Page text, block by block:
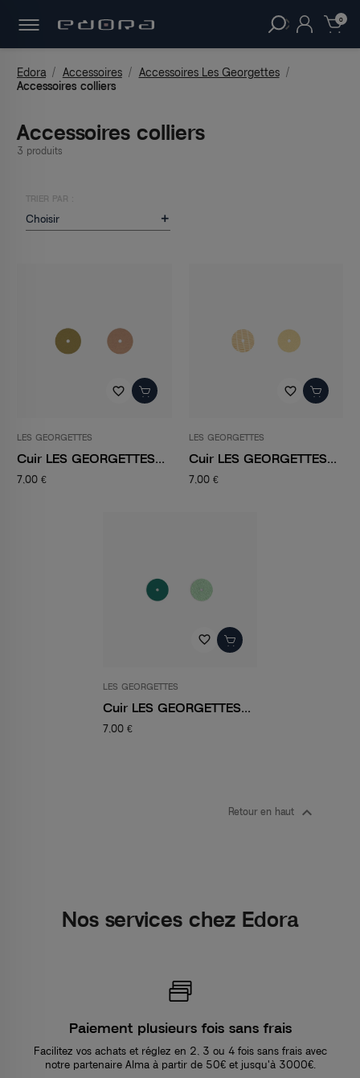
clear 0
Edora Accessoires
Accessoires Les Georgettes
Accessoires colliers
Accessoires colliers
3 produits
TRIER PAR :
Choisir 
favorite_border
LES GEORGETTES
Cuir LES GEORGETTES...
7,00 €
favorite_border
LES GEORGETTES
Cuir LES GEORGETTES...
7,00 €
favorite_border
LES GEORGETTES
Cuir LES GEORGETTES...
7,00 €
Retour en haut 
Nos services chez Edora
Paiement plusieurs fois sans frais
Facilitez vos achats et réglez en 2, 3 ou 4 fois sans frais avec
notre partenaire Alma à partir de 50€ et jusqu'à 3000€.